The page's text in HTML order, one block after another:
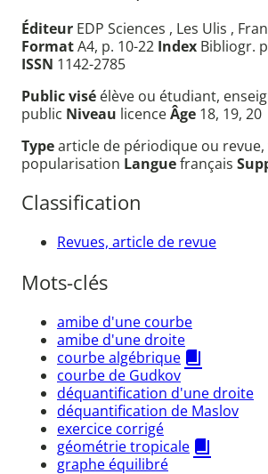
Éditeur EDP Sciences , Les Ulis ,
FormatA4, p. 10-22 Index Bibliogr.
ISSN 1142-2785
Public visé élève ou étudiant,
public Niveau licenceÂge 18, 19, 20
Typearticle de périodique ou
popularisation Languefrançais
Classification
Revues, article de revue
Mots-clés
amibe d'une courbe
amibe d'une droite
courbe algébrique
courbe de Gudkov
déquantification d'une droite
déquantification de Maslov
exercice corrigé
géométrie tropicale
graphe équilibré